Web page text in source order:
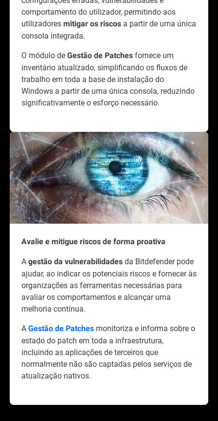
comportamento do utilizador, permitindo aos
utilizadores mitigar os riscos a partir de uma única
consola integrada.
O módulo de Gestão de Patches fornece um
inventário atualizado, simplificando os fluxos de
trabalho em toda a base de instalação do
Windows a partir de uma única consola, reduzindo
significativamente o esforço necessário.
Avalie e mitigue riscos de forma proativa
A gestão da vulnerabilidades da Bitdefender pode
ajudar, ao indicar os potenciais riscos e fornecer às
organizações as ferramentas necessárias para
avaliar os comportamentos e alcançar uma
melhoria contínua.
A Gestão de Patches monitoriza e informa sobre o
estado do patch em toda a infraestrutura,
incluindo as aplicações de terceiros que
normalmente não são captadas pelos serviços de
atualização nativos.